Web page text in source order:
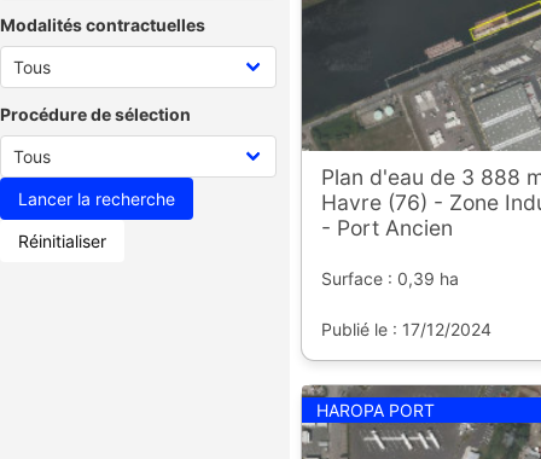
Modalités contractuelles
Procédure de sélection
Réinitialiser
Plan d'eau de 3 888
Havre (76) - Zone
- Port Ancien
Surface : 0,39 ha
Publié le : 17/12/2024
HAROPA PORT